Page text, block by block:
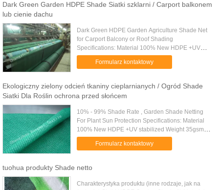
Dark Green Garden HDPE Shade Siatki szklarni / Carport balkonem
lub cienie dachu
Dark Green HDPE Garden Agriculture Shade Net
for Carport Balcony or Roof Shading
Specifications: Material 100% New HDPE +UV
stabilized Weight 35gsm-380gsm On request
Shade rate 10%-99% Net width Any size is ...
Formularz kontaktowy
Ekologiczny zielony odcień tkaniny cieplarnianych / Ogród Shade
Siatki Dla Roślin ochrona przed słońcem
10% - 99% Shade Rate , Garden Shade Netting
For Plant Sun Protection Specifications: Material
100% New HDPE +UV stabilized Weight 35gsm-
380gsm On request Shade rate 10%-99% Net
width Any size is available for ....
Formularz kontaktowy
tuohua produkty Shade netto
Charakterystyka produktu (inne rodzaje, jak na